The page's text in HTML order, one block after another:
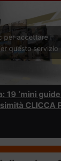
per accettare i
questo servizio
19 ‘mini
CLICCA